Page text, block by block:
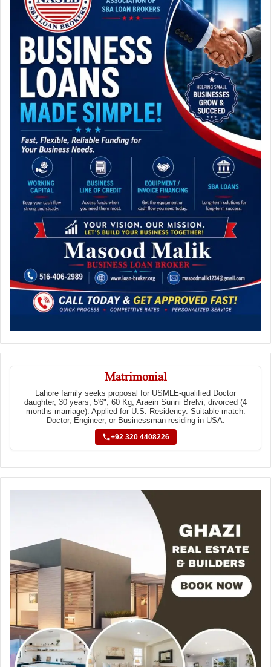
Matrimonial
Lahore family seeks proposal for USMLE-qualified Doctor
daughter, 30 years, 5'6", 60 Kg, Araein Sunni Brelvi, divorced (4
months marriage). Applied for U.S. Residency. Suitable match:
Doctor, Engineer, or Businessman residing in USA.
+92 320 4408226